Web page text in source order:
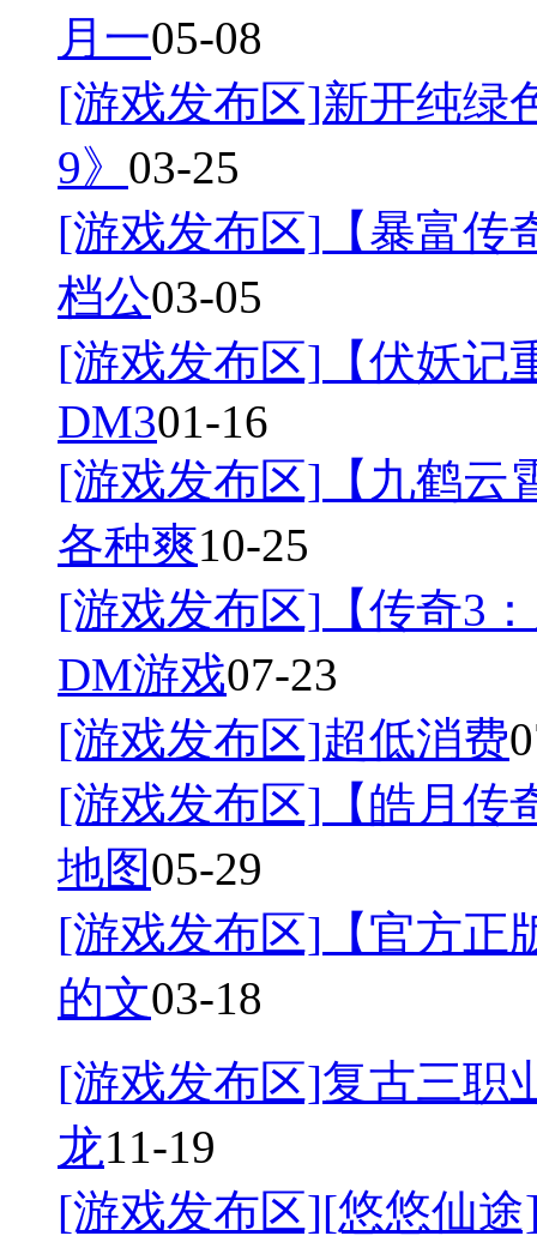
月一05-08
[游戏发布区]新开纯绿
9》 03-25
[游戏发布区] 【暴富
档公03-05
[游戏发布区] 【伏妖
DM301-16
[游戏发布区] 【九鹤
各种爽10-25
[游戏发布区] 【传奇3
DM游戏07-23
[游戏发布区]超低消费
[游戏发布区] 【皓月
地图05-29
[游戏发布区] 【官方
的文03-18
[游戏发布区]复古三职
龙11-19
[游戏发布区][悠悠仙